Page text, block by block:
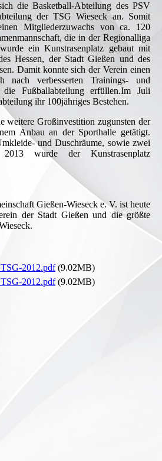
die Basketball-Abteilung des PSV
der TSG Wieseck an. Somit
Mitgliederzuwachs von ca. 120
die in der Regionalliga
ein Kunstrasenplatz gebaut mit
Hessen, der Stadt Gießen und des
Damit konnte sich der Verein einen
nach verbesserten Trainings- und
die Fußballabteilung erfüllen.Im Juli
ihr 100jähriges Bestehen.
weitere Großinvestition zugunsten der
Anbau an der Sporthalle getätigt.
und Duschräume, sowie zwei
2013 wurde der Kunstrasenplatz
Gießen-Wieseck e. V. ist heute
der Stadt Gießen und die größte
2012.pdf(9.02MB)
2012.pdf(9.02MB)